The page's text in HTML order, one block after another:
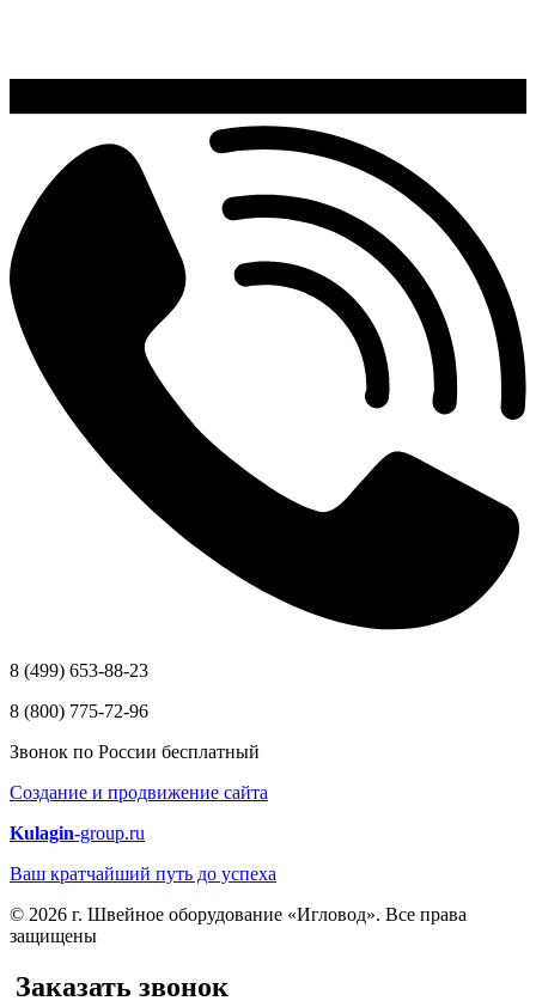
8 (499) 653-88-23
8 (800) 775-72-96
Звонок по России бесплатный
Создание и продвижение сайта
Kulagin-group.ru
Ваш кратчайший путь до успеха
© 2026 г. Швейное оборудование «Игловод». Все права
защищены
Заказать звонок